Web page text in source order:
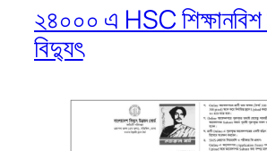
২৪০০০ এ HSC শিক্ষানবিশ
বিদ্যুৎ